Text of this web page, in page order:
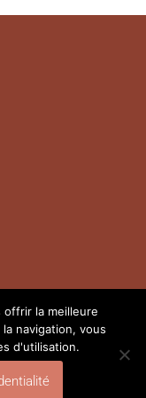
SOSSOU | V-
offrir la meilleure
navigation, vous
d'utilisation.